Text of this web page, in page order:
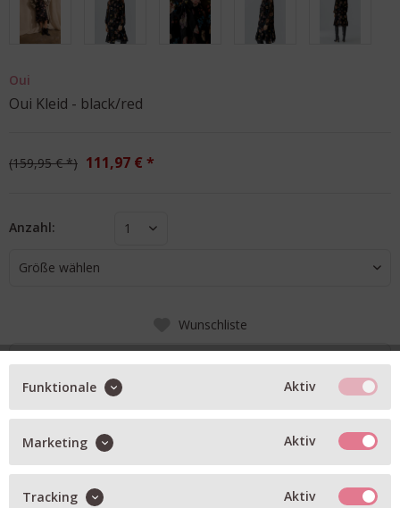
Oui
Oui Kleid - black/red
159,95 € * 111,97 € *
Anzahl: 1
Größe wählen
Wunschliste
IN DEN WARENKORB
mit eingenähtem Unterkleid, transparent an den Ärmeln
Funktionale Aktiv
Marketing Aktiv
Tracking Aktiv